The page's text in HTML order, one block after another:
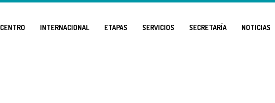
CENTRO INTERNACIONAL ETAPAS SERVICIOS SECRETARÍA NOTICIAS